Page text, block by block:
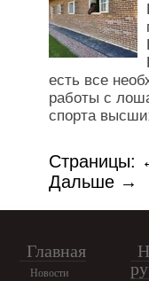
есть все
работы с
спорта
Страницы:
Дальше →
Главная
Новости